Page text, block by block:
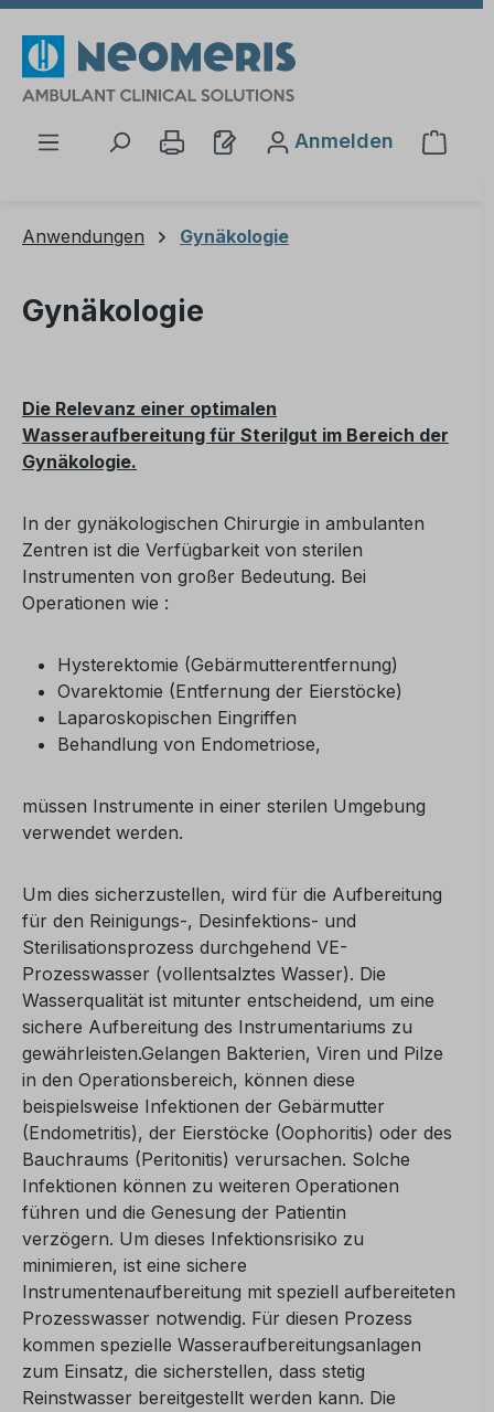
Anmelden
Anwendungen Gynäkologie
Gynäkologie
Die Relevanz einer optimalen
Wasseraufbereitung für Sterilgut im Bereich der
Gynäkologie.
In der gynäkologischen Chirurgie in ambulanten
Zentren ist die Verfügbarkeit von sterilen
Instrumenten von großer Bedeutung. Bei
Operationen wie :
Hysterektomie (Gebärmutterentfernung)
Ovarektomie (Entfernung der Eierstöcke)
Laparoskopischen Eingriffen
Behandlung von Endometriose,
müssen Instrumente in einer sterilen Umgebung
verwendet werden.
Um dies sicherzustellen, wird für die Aufbereitung
für den Reinigungs-, Desinfektions- und
Sterilisationsprozess durchgehend VE-
Prozesswasser (vollentsalztes Wasser). Die
Wasserqualität ist mitunter entscheidend, um eine
sichere Aufbereitung des Instrumentariums zu
gewährleisten.Gelangen Bakterien, Viren und Pilze
in den Operationsbereich, können diese
beispielsweise Infektionen der Gebärmutter
(Endometritis), der Eierstöcke (Oophoritis) oder des
Bauchraums (Peritonitis) verursachen. Solche
Infektionen können zu weiteren Operationen
führen und die Genesung der Patientin
verzögern. Um dieses Infektionsrisiko zu
minimieren, ist eine sichere
Instrumentenaufbereitung mit speziell aufbereiteten
Prozesswasser notwendig. Für diesen Prozess
kommen spezielle Wasseraufbereitungsanlagen
zum Einsatz, die sicherstellen, dass stetig
Reinstwasser bereitgestellt werden kann. Die